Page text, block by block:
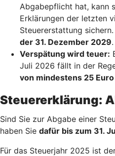
Abgabepflicht hat, kann
Erklärungen der letzten
Steuererstattung sichern.
der 31. Dezember 2029.
Verspätung wird teuer:
Juli 2026 fällt in der
von mindestens 25
Steuererklärung:
Sind Sie zur Abgabe einer
haben Sie dafür bis zum 31.
Für das Steuerjahr 2025 ist